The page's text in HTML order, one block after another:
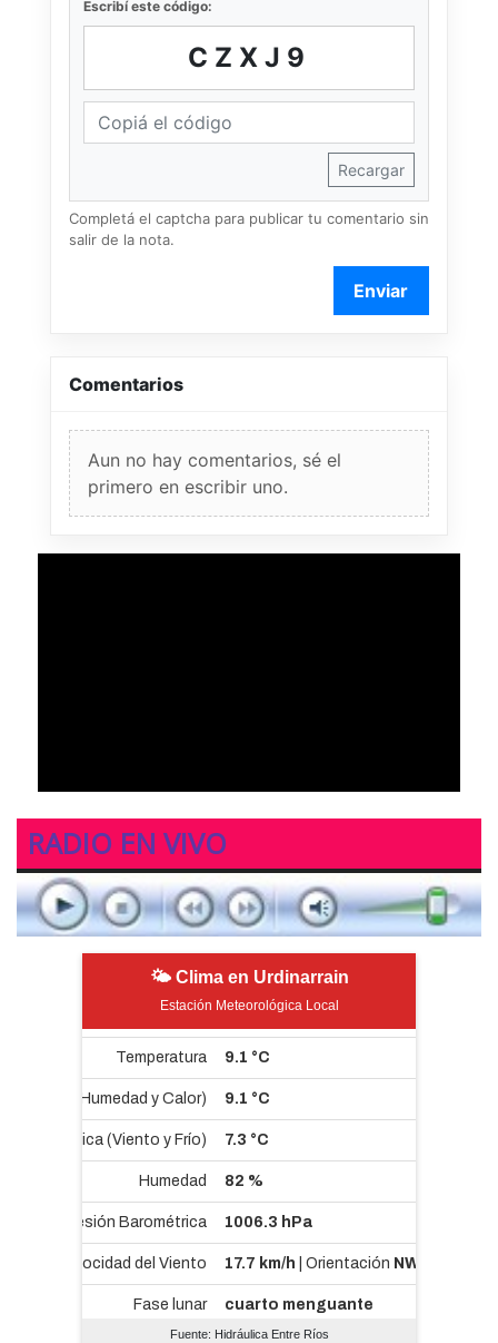
Escribí este código:
CZXJ9
Recargar
Completá el captcha para publicar tu comentario sin
salir de la nota.
Enviar
Comentarios
Aun no hay comentarios, sé el
primero en escribir uno.
RADIO EN VIVO
🌤 Clima en Urdinarrain
Estación Meteorológica Local
Fuente: Hidráulica Entre Ríos